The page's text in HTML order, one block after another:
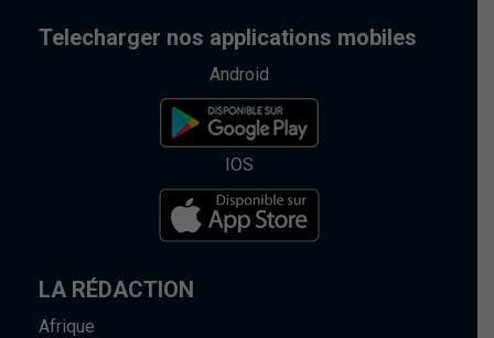
Telecharger nos applications mobiles
Android
IOS
LA RÉDACTION
Afrique